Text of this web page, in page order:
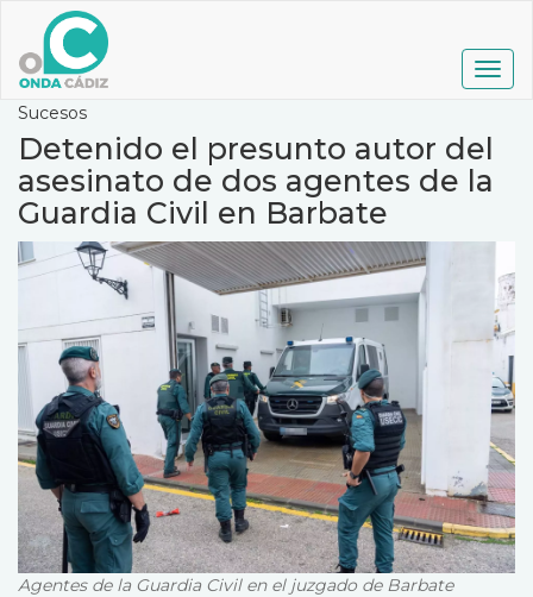
contenido
principal
Sucesos
Detenido el presunto autor del
asesinato de dos agentes de la
Guardia Civil en Barbate
Agentes de la Guardia Civil en el juzgado de Barbate